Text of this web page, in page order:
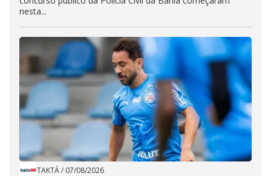
nesta...
TAKTÁ/ 07/08/2026